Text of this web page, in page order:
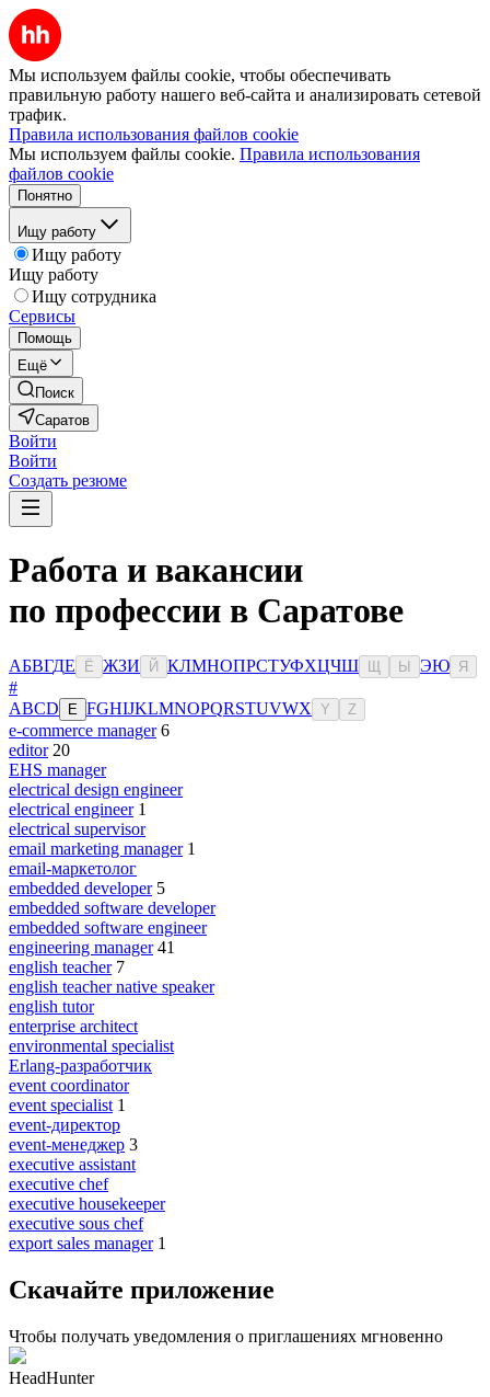
Мы используем файлы cookie, чтобы обеспечивать
правильную работу нашего веб-сайта и анализировать сетевой
трафик.
Правила использования файлов cookie
Мы используем файлы cookie. Правила использования
файлов cookie
Понятно
Ищу работу
Ищу работу
Ищу работу
Ищу сотрудника
Сервисы
Помощь
Ещё
Поиск
Саратов
Войти
Войти
Создать резюме
Работа и вакансии
по профессии в Саратове
АБВГДЕ Ё ЖЗИ Й КЛМНОПРСТУФХЦЧШ Ы ЭЮ Я
#
ABCD E FGHIJKLMNOPQRSTUVWX Y Z
e-commerce manager 6
editor 20
EHS manager
electrical design engineer
electrical engineer 1
electrical supervisor
email marketing manager 1
email-маркетолог
embedded developer 5
embedded software developer
embedded software engineer
engineering manager 41
english teacher 7
english teacher native speaker
english tutor
enterprise architect
environmental specialist
Erlang-разработчик
event coordinator
event specialist 1
event-директор
event-менеджер 3
executive assistant
executive chef
executive housekeeper
executive sous chef
export sales manager 1
Скачайте приложение
Чтобы получать уведомления о приглашениях мгновенно
HeadHunter